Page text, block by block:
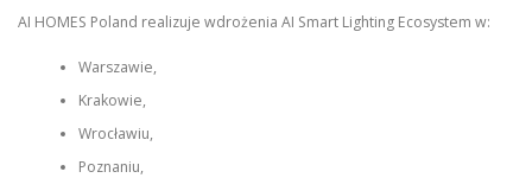
AI HOMES Poland realizuje wdrożenia AI Smart Lighting Ecosystem w:
Warszawie,
Krakowie,
Wrocławiu,
Poznaniu,